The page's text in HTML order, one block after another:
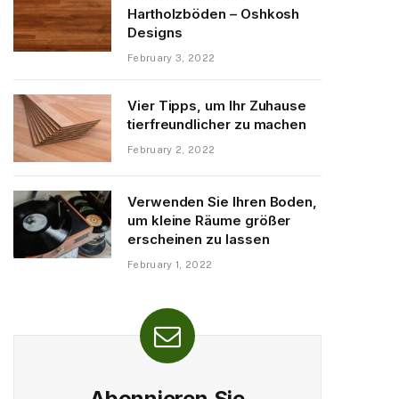
Hartholzböden – Oshkosh
Designs
February 3, 2022
Vier Tipps, um Ihr Zuhause
tierfreundlicher zu machen
February 2, 2022
Verwenden Sie Ihren Boden,
um kleine Räume größer
erscheinen zu lassen
February 1, 2022